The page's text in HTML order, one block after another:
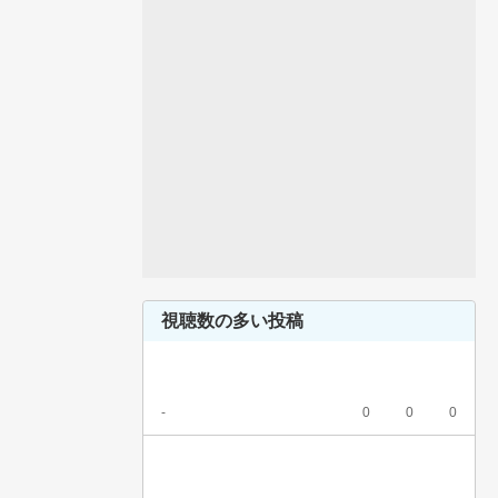
視聴数の多い投稿
- 0 0 0